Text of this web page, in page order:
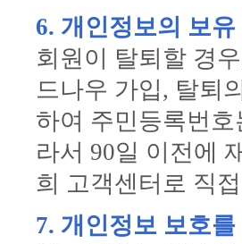
6. 개인정보의 보유
회원이 탈퇴할 경
드나우 가입, 탈퇴
하여 주민등록번
라서 90일 이전에
희 고객센터로 직
7. 개인정보 보호